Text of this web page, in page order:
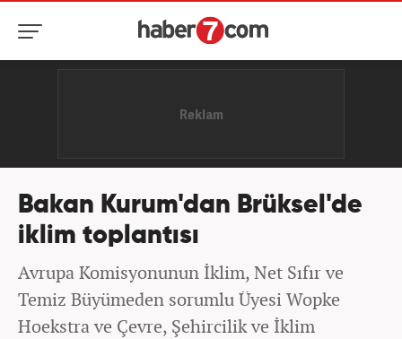
Bakan Kurum'dan Brüksel'de
iklim toplantısı
Avrupa Komisyonunun İklim, Net Sıfır ve
Temiz Büyümeden sorumlu Üyesi Wopke
Hoekstra ve Çevre, Şehircilik ve İklim